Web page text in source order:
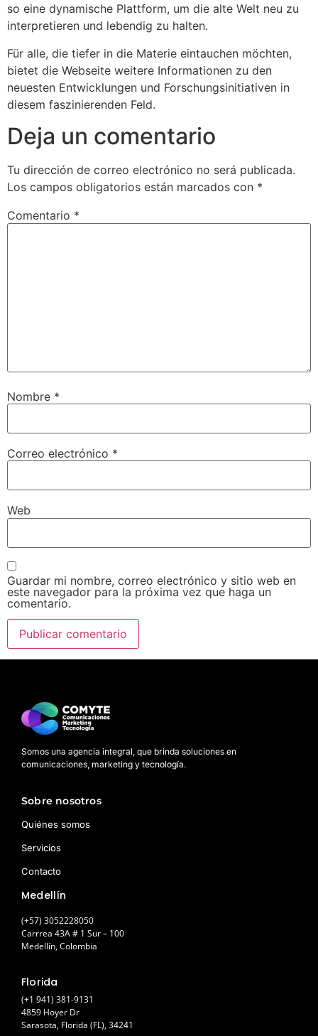
so eine dynamische Plattform, um die alte Welt neu zu
interpretieren und lebendig zu halten.
Für alle, die tiefer in die Materie eintauchen möchten,
bietet die Webseite weitere Informationen zu den
neuesten Entwicklungen und Forschungsinitiativen in
diesem faszinierenden Feld.
Deja un comentario
Tu dirección de correo electrónico no será publicada.
Los campos obligatorios están marcados con *
Comentario *
Nombre *
Correo electrónico *
Web
Guardar mi nombre, correo electrónico y sitio web en
este navegador para la próxima vez que haga un
comentario.
Somos una agencia integral, que brinda soluciones en
comunicaciones, marketing y tecnología.
Sobre nosotros
Quiénes somos
Servicios
Contacto
Medellín
(+57) 3052228050
Carrrea 43A # 1 Sur – 100
Medellín, Colombia
Florida
(+1 941) 381-9131
4859 Hoyer Dr
Sarasota, Florida (FL), 34241